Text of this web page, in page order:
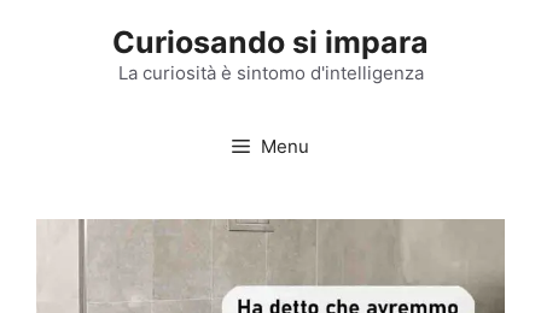
Curiosando si impara
La curiosità è sintomo d'intelligenza
Menu